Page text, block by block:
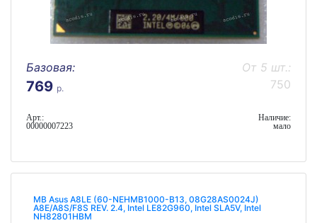
Базовая:
769 р.
От 5 шт.:
750
Арт.:
00000007223
Наличие:
мало
MB Asus A8LE (60-NEHMB1000-B13, 08G28AS0024J)
A8E/A8S/F8S REV. 2.4, Intel LE82G960, Intel SLA5V, Intel
NH82801HBM